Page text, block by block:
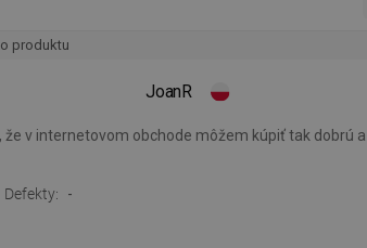
produktu
JoanR
v internetovom obchode môžem kúpiť tak dobrú
Defekty -